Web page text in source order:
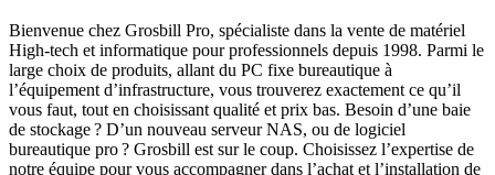
Bienvenue chez Grosbill Pro, spécialiste dans la vente de matériel
High-tech et informatique pour professionnels depuis 1998. Parmi le
large choix de produits, allant du PC fixe bureautique à
l’équipement d’infrastructure, vous trouverez exactement ce qu’il
vous faut, tout en choisissant qualité et prix bas. Besoin d’une baie
de stockage ? D’un nouveau serveur NAS, ou de logiciel
bureautique pro ? Grosbill est sur le coup. Choisissez l’expertise de
notre équipe pour vous accompagner dans l’achat et l’installation de